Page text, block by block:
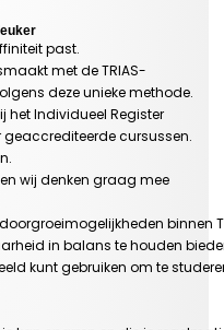
past.
met de TRIAS-
deze unieke methode.
het Individueel Register
geaccrediteerde cursussen.
wij denken graag mee
binnen
in balans te houden
kunt gebruiken om te